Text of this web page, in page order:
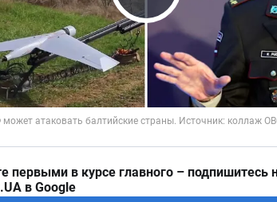
Play Video
первыми в курсе главного – подпишитесь
в Google